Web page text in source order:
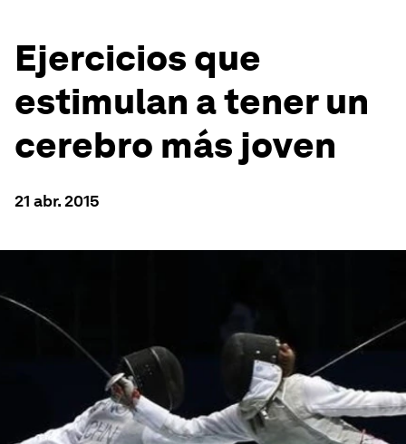
Ejercicios que
estimulan a tener un
cerebro más joven
21 abr. 2015